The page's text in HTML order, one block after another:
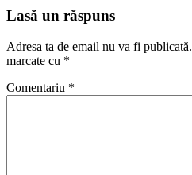
Lasă un răspuns
Adresa ta de email nu va fi publicată.
marcate cu *
Comentariu *